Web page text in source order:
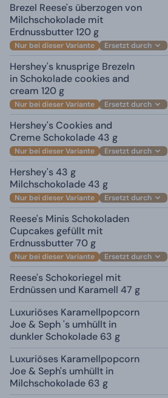
Brezel Reese's überzogen von
Milchschokolade mit
Erdnussbutter 120 g
Nur bei dieser Variante Ersetzt durch
Hershey's knusprige Brezeln
in Schokolade cookies and
cream 120 g
Nur bei dieser Variante Ersetzt durch
Hershey's Cookies and
Creme Schokolade 43 g
Nur bei dieser Variante Ersetzt durch
Hershey's 43 g
Milchschokolade 43 g
Nur bei dieser Variante Ersetzt durch
Reese's Minis Schokoladen
Cupcakes gefüllt mit
Erdnussbutter 70 g
Nur bei dieser Variante Ersetzt durch
Reese's Schokoriegel mit
Erdnüssen und Karamell 47 g
Luxuriöses Karamellpopcorn
Joe & Seph 's umhüllt in
dunkler Schokolade 63 g
Luxuriöses Karamellpopcorn
Joe & Seph's umhüllt in
Milchschokolade 63 g